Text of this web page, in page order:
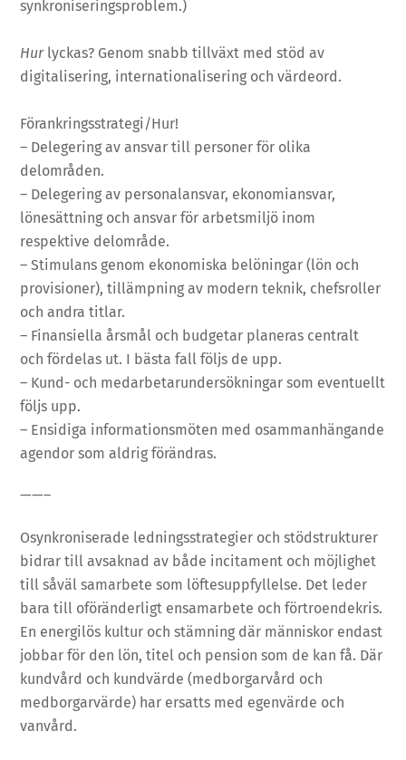
synkroniseringsproblem.)
Hurlyckas? Genom snabb tillväxt med stöd av
digitalisering, internationalisering och värdeord.
Förankringsstrategi/Hur!
– Delegering av ansvar till personer för olika
delområden.
– Delegering av personalansvar, ekonomiansvar,
lönesättning och ansvar för arbetsmiljö inom
respektive delområde.
– Stimulans genom ekonomiska belöningar (lön och
provisioner), tillämpning av modern teknik, chefsroller
och andra titlar.
– Finansiella årsmål och budgetar planeras centralt
och fördelas ut. I bästa fall följs de upp.
– Kund- och medarbetarundersökningar som eventuellt
följs upp.
– Ensidiga informationsmöten med osammanhängande
agendor som aldrig förändras.
——–
Osynkroniserade ledningsstrategier och stödstrukturer
bidrar till avsaknad av både incitament och möjlighet
till såväl samarbete som löftesuppfyllelse. Det leder
bara till oföränderligt ensamarbete och förtroendekris.
En energilös kultur och stämning där människor endast
jobbar för den lön, titel och pension som de kan få. Där
kundvård och kundvärde (medborgarvård och
medborgarvärde) har ersatts med egenvärde och
vanvård.